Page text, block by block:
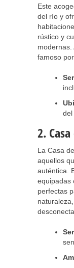
Este
del río y
rústico y
famoso
del
2.
La Casa
aquellos
auténtica.
equipadas
perfectas